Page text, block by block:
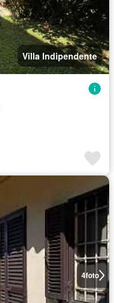
Villa Indipendente
4foto